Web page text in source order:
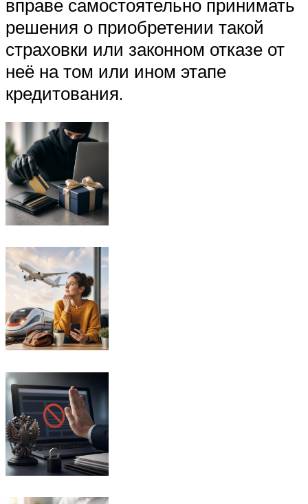
вправе самостоятельно принимать
решения о приобретении такой
страховки или законном отказе от
неё на том или ином этапе
кредитования.